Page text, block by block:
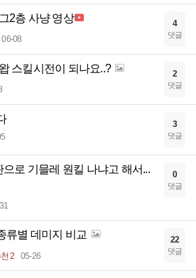
2층 사냥 영상
06-08
4
댓글
스킬시전이 되나요..? 2
댓글
3
댓글
으로 기믈레 원킬 나냐고 해서... 0
댓글
류별 데미지 비교
2 05-26
22
댓글